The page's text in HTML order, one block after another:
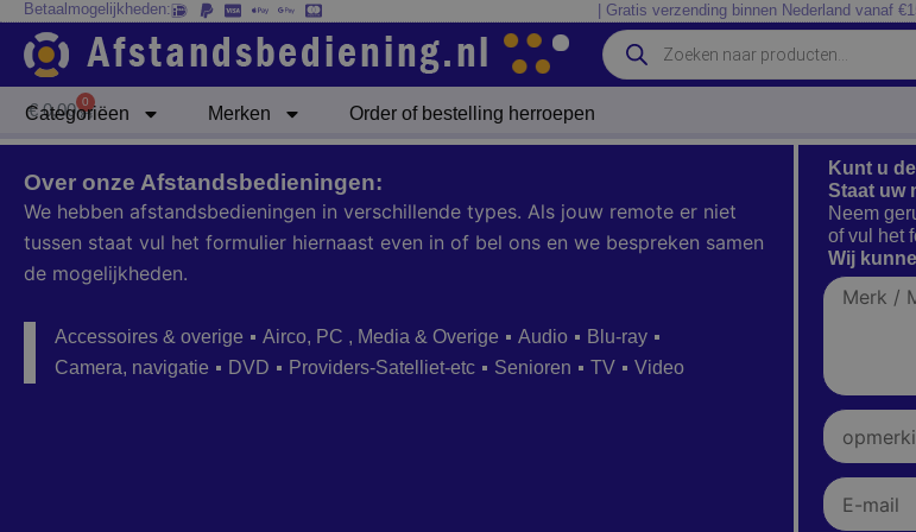
naar
inhoud
Betaalmogelijkheden: | Gratis verzending binnen Nederland vanaf
Producten
zoeken
Categoriëen Merken Order of bestelling herroepen
€0,00 0
Winkelwagen
Over onze Afstandsbedieningen:
We hebben afstandsbedieningen in verschillende types. Als jouw remote er niet
tussen staat vul het formulier hiernaast even in of bel ons en we bespreken samen
de mogelijkheden.
Accessoires & overige Airco, PC , Media & Overige Audio
Blu-ray
Camera, navigatie
DVD Providers-Satelliet-etc Senioren TV Video
Kunt u
Staat uw
Neem
of vul het
Wij
Merk
Opmerking
of
vraag:
E-
mail